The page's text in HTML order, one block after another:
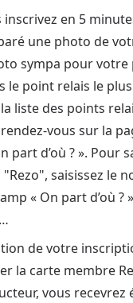
inscrivez en 5
une photo de
sympa pour votre
le point relais le
liste des points
vous sur la
part d’où ? ». Pour
saisissez le
« On part d’où ?
de votre
la carte membre
vous recevrez